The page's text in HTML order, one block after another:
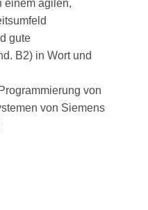
einem agilen,
gute
B2) in Wort und
von
von Siemens